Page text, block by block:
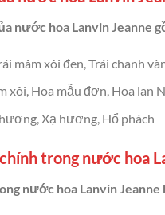
nước hoa Lanvin Jeanne
mâm xôi đen, Trái chanh
xôi, Hoa mẫu đơn, Hoa lan
Xạ hương, Hổ phách
trong nước hoa
nước hoa Lanvin Jeanne